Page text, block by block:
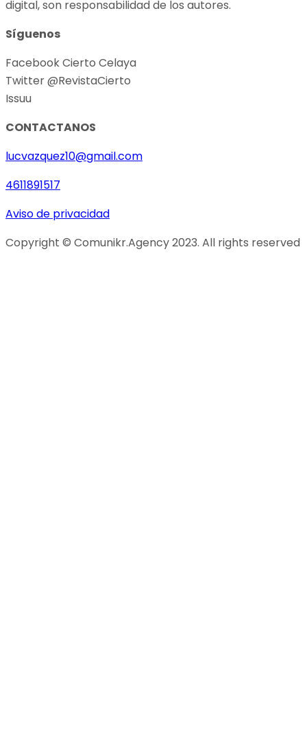
digital, son responsabilidad de los autores.
Síguenos
Facebook Cierto Celaya
Twitter @RevistaCierto
Issuu
CONTACTANOS
lucvazquez10@gmail.com
4611891517
Aviso de privacidad
Copyright © Comunikr.Agency 2023. All rights reserved